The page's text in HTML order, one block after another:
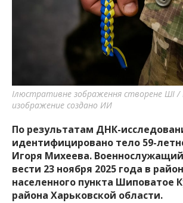
важную
города
Ілюстративне зображення створене ШІ
изображение создано ИИ
По результатам ДНК-
идентифицировано тело 59-
Игоря Михеева.
вести 23 ноября 2025 года в
населенного пункта Шиповатое
района Харьковской области.